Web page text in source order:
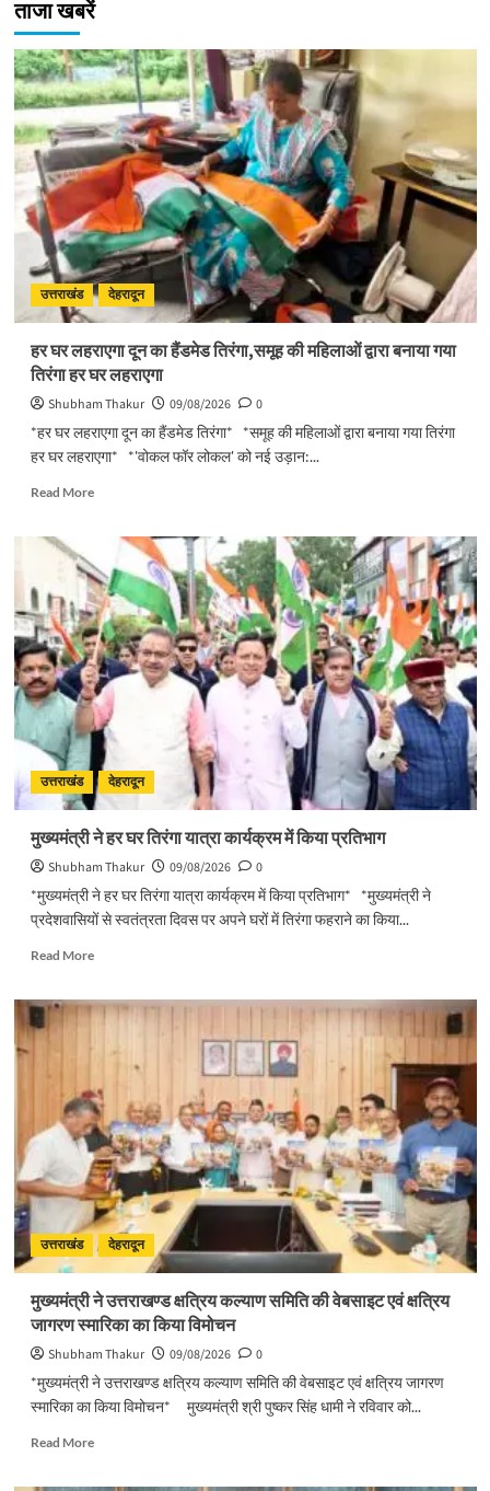
ताजा खबरें
उत्तराखंड देहरादून
हर घर लहराएगा दून का हैंडमेड तिरंगा,समूह की महिलाओं द्वारा बनाया गया
तिरंगा हर घर लहराएगा
Shubham Thakur 09/08/2026
0
*हर घर लहराएगा दून का हैंडमेड तिरंगा* *समूह की महिलाओं द्वारा बनाया गया तिरंगा
हर घर लहराएगा* *'वोकल फॉर लोकल' को नई उड़ान:...
Read MoreRead
घर
लहराएगा
दून
का
हैंडमेड
तिरंगा,समूह
की
महिलाओं
द्वारा
बनाया
गया
तिरंगा
घर
लहराएगा
उत्तराखंड देहरादून
मुख्यमंत्री ने हर घर तिरंगा यात्रा कार्यक्रम में किया प्रतिभाग
Shubham Thakur 09/08/2026
0
*मुख्यमंत्री ने हर घर तिरंगा यात्रा कार्यक्रम में किया प्रतिभाग* *मुख्यमंत्री ने
प्रदेशवासियों से स्वतंत्रता दिवस पर अपने घरों में तिरंगा फहराने का किया...
Read MoreRead
मुख्यमंत्री
तिरंगा
यात्रा
कार्यक्रम
में
किया
प्रतिभाग
उत्तराखंड देहरादून
मुख्यमंत्री ने उत्तराखण्ड क्षत्रिय कल्याण समिति की वेबसाइट एवं क्षत्रिय
जागरण स्मारिका का किया विमोचन
Shubham Thakur 09/08/2026
0
*मुख्यमंत्री ने उत्तराखण्ड क्षत्रिय कल्याण समिति की वेबसाइट एवं क्षत्रिय जागरण
स्मारिका का किया विमोचन* मुख्यमंत्री श्री पुष्कर सिंह धामी ने रविवार को...
Read MoreRead